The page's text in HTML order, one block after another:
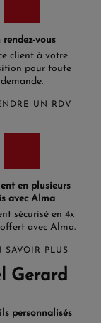
rendez-vous
client à votre
pour toute
demande.
UN RDV
en plusieurs
avec Alma
sécurisé en 4x
avec Alma.
SAVOIR PLUS
Gerard
personnalisés